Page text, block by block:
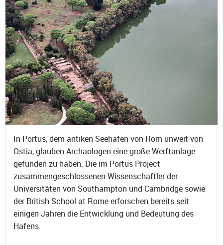
In Portus, dem antiken Seehafen von Rom unweit von
Ostia, glauben Archäologen eine große Werftanlage
gefunden zu haben. Die im Portus Project
zusammengeschlossenen Wissenschaftler der
Universitäten von Southampton und Cambridge sowie
der British School at Rome erforschen bereits seit
einigen Jahren die Entwicklung und Bedeutung des
Hafens.